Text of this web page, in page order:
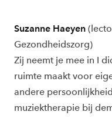
Suzanne Haeyen
Gezondheidszorg)
Zij neemt je mee in I
ruimte maakt voor
andere
muziektherapie bij